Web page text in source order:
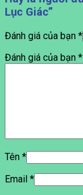
Lục Giác”
Đánh giá của bạn *
Đánh giá của bạn *
Tên *
Email *